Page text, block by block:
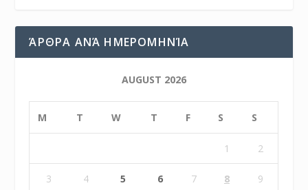
ΆΡΘΡΑ ΑΝΆ ΗΜΕΡΟΜΗΝΊΑ
AUGUST 2026
M T W T F S S
1 2
3 4 5 6 7 8 9